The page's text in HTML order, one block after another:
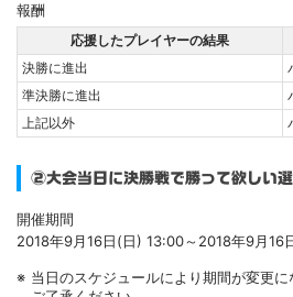
報酬
応援したプレイヤーの結果
決勝に進出
準決勝に進出
上記以外
②大会当日に決勝戦で勝って欲しい
開催期間
2018年9月16日(日) 13:00～2018年9月16
当日のスケジュールにより期間が変更